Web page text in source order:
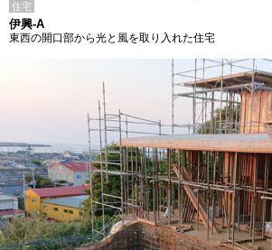
住宅
伊興-A
東西の開口部から光と風を取り入れた住宅